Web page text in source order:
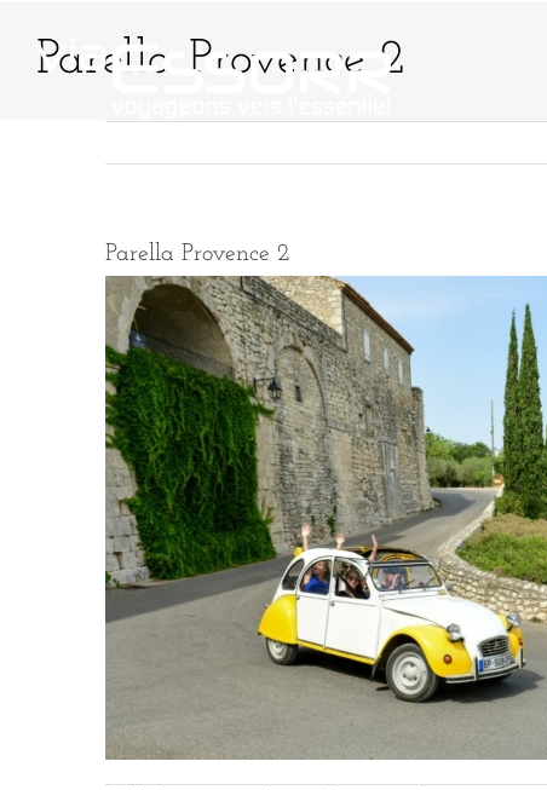
contenuParella Provence 2
Parella Provence 2